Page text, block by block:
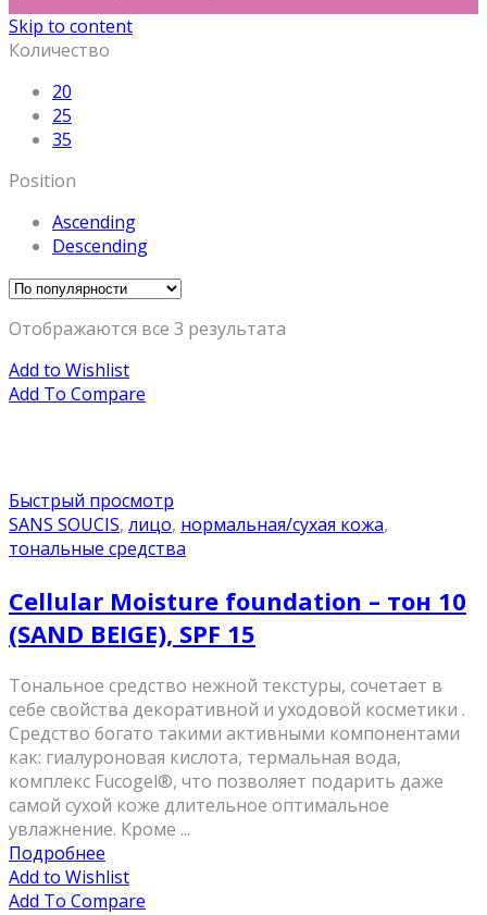
Skip to content
Количество
20
25
35
Position
Ascending
Descending
Отображаются все 3 результата
Add to Wishlist
Add To Compare
Быстрый просмотр
SANS SOUCIS, лицо, нормальная/cухая кожа,
тональные средства
Cellular Moisture foundation – тон 10
(SAND BEIGE), SPF 15
Тональное средство нежной текстуры, сочетает в
себе свойства декоративной и уходовой косметики .
Средство богато такими активными компонентами
как: гиалуроновая кислота, термальная вода,
комплекс Fucogel®, что позволяет подарить даже
самой сухой коже длительное оптимальное
увлажнение. Кроме ...
Подробнее
Add to Wishlist
Add To Compare